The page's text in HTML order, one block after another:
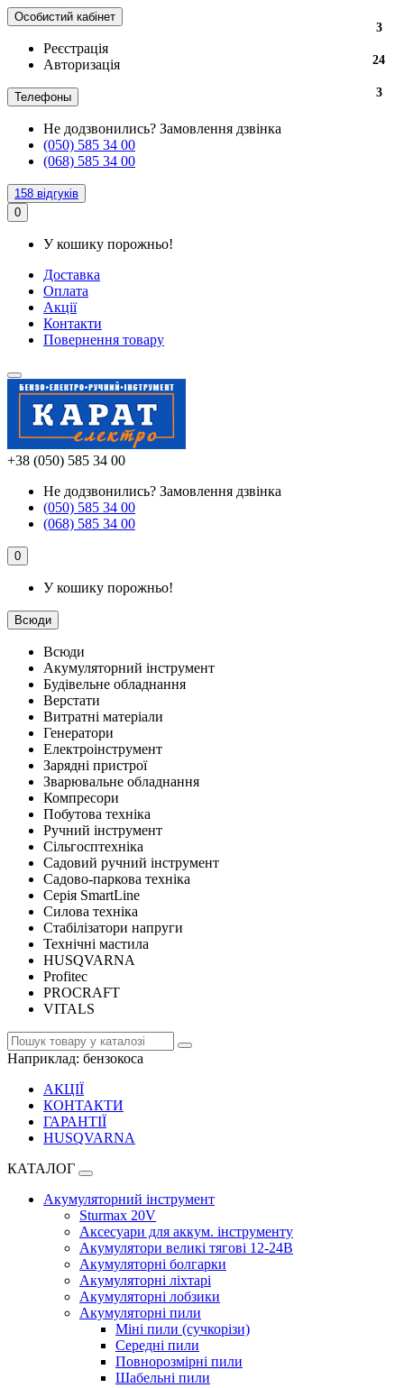
Особистий кабінет
Реєстрація
Авторизація
Телефоны
Не додзвонились? Замовлення дзвінка
(050) 585 34 00
(068) 585 34 00
158 відгуків
0
У кошику порожньо!
Доставка
Оплата
Акції
Контакти
Повернення товару
+38 (050) 585 34 00
Не додзвонились? Замовлення дзвінка
(050) 585 34 00
(068) 585 34 00
0
У кошику порожньо!
Всюди
Всюди
Акумуляторний інструмент
Будівельне обладнання
Верстати
Витратні матеріали
Генератори
Електроінструмент
Зарядні пристрої
Зварювальне обладнання
Компресори
Побутова техніка
Ручний інструмент
Сільгосптехніка
Садовий ручний інструмент
Садово-паркова техніка
Серія SmartLine
Силова техніка
Стабілізатори напруги
Технічні мастила
HUSQVARNA
Profitec
PROCRAFT
VITALS
Наприклад: бензокоса
АКЦІЇ
КОНТАКТИ
ГАРАНТІЇ
HUSQVARNA
КАТАЛОГ
Акумуляторний інструмент
Sturmax 20V
Аксесуари для аккум. інструменту
Акумулятори великі тягові 12-24В
Акумуляторні болгарки
Акумуляторні ліхтарі
Акумуляторні лобзики
Акумуляторні пили
Міні пили (сучкорізи)
Середні пили
Повнорозмірні пили
Шабельні пили
3
24
3